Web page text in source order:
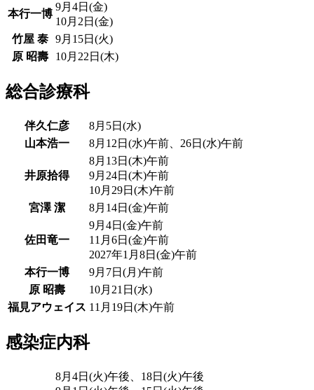
本行一博
9月4日(金)
10月2日(金)
竹屋 泰 9月15日(火)
原 昭壽
10月22日(木)
総合診療科
伴久仁彦
8月5日(水)
山本浩一
8月12日(水)午前、26日(水)午前
井原拾得
8月13日(木)午前
9月24日(木)午前
10月29日(木)午前
宮澤 潔
8月14日(金)午前
佐田竜一
9月4日(金)午前
11月6日(金)午前
2027年1月8日(金)午前
本行一博
9月7日(月)午前
原 昭壽
10月21日(水)
福見アウェイス 11月19日(木)午前
感染症内科
8月4日(火)午後、18日(火)午後